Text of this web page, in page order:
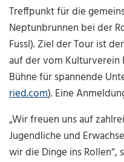
Treffpunkt für die
Neptunbrunnen bei der
Fussl). Ziel der Tour ist
auf der vom Kulturverein
Bühne für spannende
ried.com). Eine
„Wir freuen uns auf
Jugendliche und
wir die Dinge ins Rollen“,